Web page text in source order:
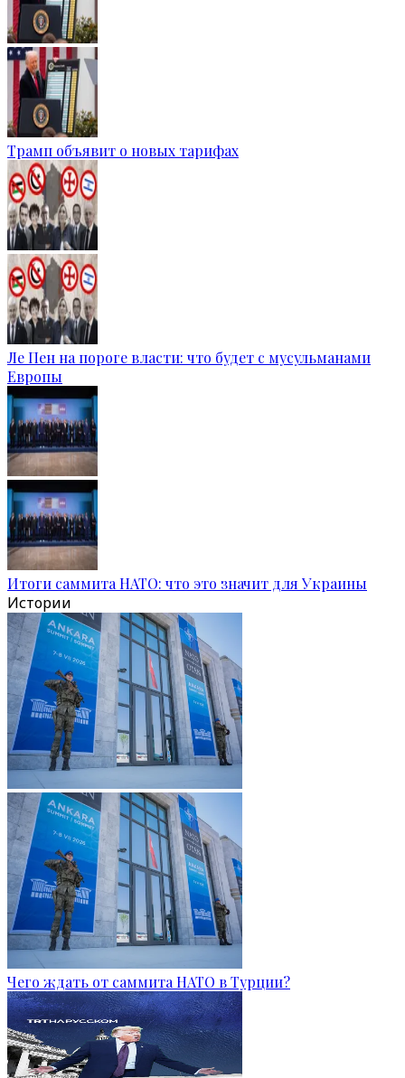
Трамп объявит о новых тарифах
Ле Пен на пороге власти: что будет с мусульманами
Европы
Итоги саммита НАТО: что это значит для Украины
Истории
Чего ждать от саммита НАТО в Турции?